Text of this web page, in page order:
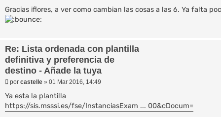
n
s
a
Gracias iflores, a ver como cambian las cosas a las 6. Ya falta
Re: Lista ordenada con plantilla
definitiva y preferencia de
destino - Añade la tuya
M
n
s
a
por castelle » 01 Mar 2016, 14:49
Ya esta la plantilla
https://sis.msssi.es/fse/InstanciasExam ... 00&cDocum=